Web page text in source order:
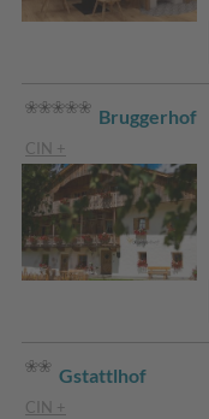
Bruggerhof
CIN +
Gstattlhof
CIN +